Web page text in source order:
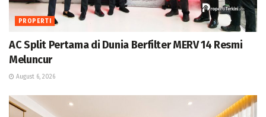
PROPERTI
AC Split Pertama di Dunia Berfilter MERV 14 Resmi
Meluncur
August 6, 2026